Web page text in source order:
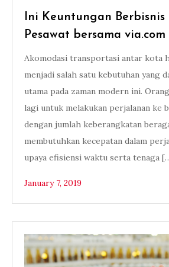
Ini Keuntungan Berbisnis
Pesawat bersama via.com
Akomodasi transportasi antar kota
menjadi salah satu kebutuhan yang
utama pada zaman modern ini.
lagi untuk melakukan perjalanan ke
dengan jumlah keberangkatan
membutuhkan kecepatan dalam
upaya efisiensi waktu serta tenaga
January 7, 2019